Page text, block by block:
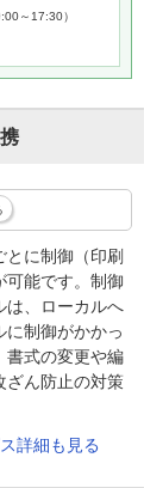
～17:30）
に制御（印刷
可能です。制御
は、ローカルへ
に制御がかかっ
書式の変更や編
ざん防止の対策
詳細も見る